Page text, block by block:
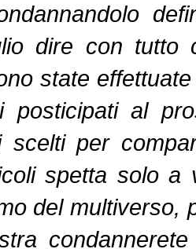
dire con tutto
state
posticipati al
scelti per
spetta solo a
del multiverso,